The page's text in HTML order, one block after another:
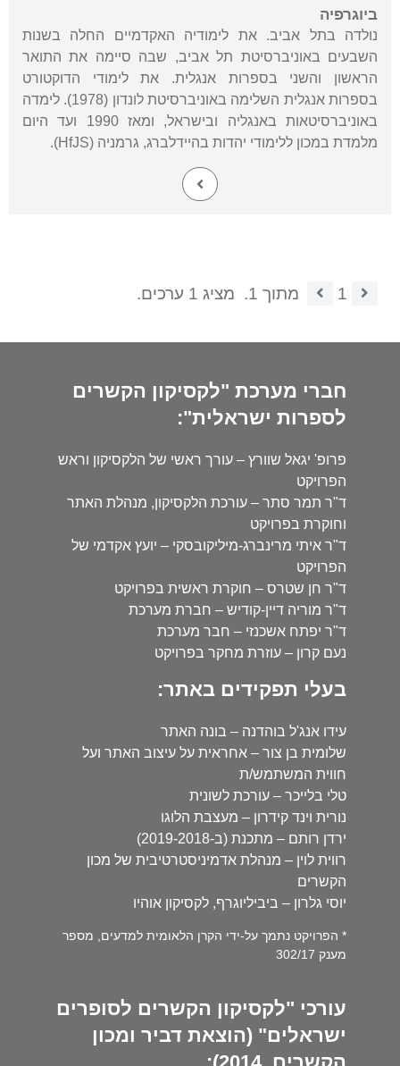
ביוגרפיה
נולדה בתל אביב. את לימודיה האקדמיים החלה בשנות
השבעים באוניברסיטת תל אביב, שבה סיימה את התואר
הראשון והשני בספרות אנגלית. את לימודי הדוקטורט
בספרות אנגלית השלימה באוניברסיטת לונדון (1978). לימדה
באוניברסיטאות באנגליה ובישראל, ומאז 1990 ועד היום
מלמדת במכון ללימודי יהדות בהיידלברג, גרמניה (HfJS).
1 מתוך 1. מציג 1 ערכים.
חברי מערכת "לקסיקון הקשרים
לספרות ישראלית":
פרופ' יגאל שוורץ – עורך ראשי של הלקסיקון וראש
הפרויקט
ד"ר תמר סתר – עורכת הלקסיקון, מנהלת האתר
וחוקרת בפרויקט
ד"ר איתי מרינברג-מיליקובסקי – יועץ אקדמי של
הפרויקט
ד"ר חן שטרס – חוקרת ראשית בפרויקט
ד"ר מוריה דיין-קודיש – חברת מערכת
ד"ר יפתח אשכנזי – חבר מערכת
נעם קרון – עוזרת מחקר בפרויקט
בעלי תפקידים באתר:
עידו אנג'ל בוהדנה – בונה האתר
שלומית בן צור – אחראית על עיצוב האתר ועל
חווית המשתמש/ת
טלי בלייכר – עורכת לשונית
נורית וינד קידרון – מעצבת הלוגו
ירדן רותם – מתכנת (ב-2019-2018)
רווית לוין – מנהלת אדמיניסטרטיבית של מכון
הקשרים
יוסי גלרון – ביביליוגרף, לקסיקון אוהיו
* הפרויקט נתמך על-ידי הקרן הלאומית למדעים, מספר
מענק 302/17
עורכי "לקסיקון הקשרים לסופרים
ישראלים" (הוצאת דביר ומכון